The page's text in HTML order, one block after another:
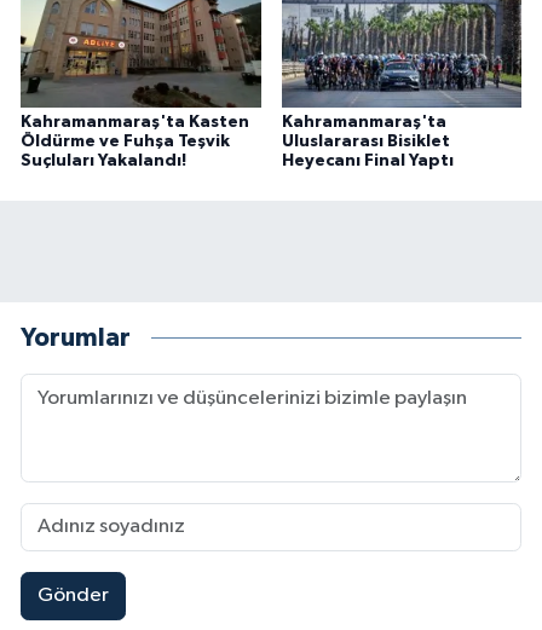
Kahramanmaraş'ta Kasten
Öldürme ve Fuhşa Teşvik
Suçluları Yakalandı!
Kahramanmaraş'ta
Uluslararası Bisiklet
Heyecanı Final Yaptı
Yorumlar
Gönder
17:19 |Kahramanmaraşlı İşçi Adana'daki Tünel